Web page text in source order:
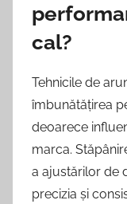
cal?
Tehnicile de
îmbunătățirea
deoarece
marca.
a ajustărilor de
precizia și